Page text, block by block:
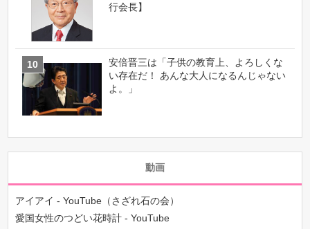
行会長】
安倍晋三は「子供の教育上、よろしくな
い存在だ！ あんな大人になるんじゃない
よ。」
動画
アイアイ - YouTube（さざれ石の会）
愛国女性のつどい花時計 - YouTube